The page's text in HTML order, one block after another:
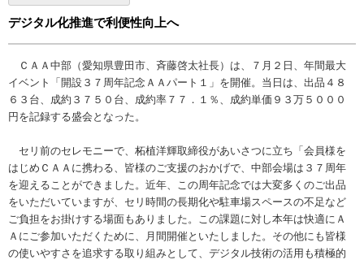
デジタル化推進で利便性向上へ
ＣＡＡ中部（愛知県豊田市、斉藤啓太社長）は、７月２日、年間最大
イベント「開設３７周年記念ＡＡパート１」を開催。当日は、出品４８
６３台、成約３７５０台、成約率７７．１％、成約単価９３万５０００
円を記録する盛会となった。
セリ前のセレモニーで、柘植洋輝取締役があいさつに立ち「会員様を
はじめＣＡＡに携わる、皆様のご支援のおかげで、中部会場は３７周年
を迎えることができました。近年、この周年記念では大変多くのご出品
をいただいていますが、セリ時間の長期化や駐車場スペースの不足など
ご負担をお掛けする場面もありました。この課題に対し本年は快適にＡ
Ａにご参加いただくために、月間開催といたしました。その他にも皆様
の使いやすさを追求する取り組みとして、デジタル技術の活用も積極的